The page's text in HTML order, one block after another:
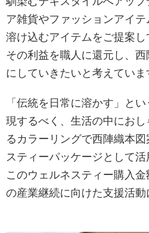
ア雑貨やファッションアイ
溶け込むアイテムをご提案し
その利益を職人に還元し、
にしていきたいと考えていま
「伝統を日常に溶かす」と
現するべく、生活の中にお
るカラーリングで西陣織本
スティーパッケージとして活
このウェルネスティー購入
の産業継続に向けた支援活動